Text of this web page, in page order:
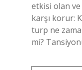
etkisi olan ve
karşı korur:
turp ne
mi?